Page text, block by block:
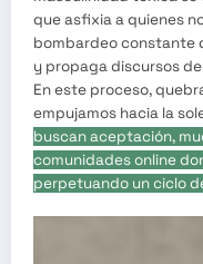
que asfixia a quienes
bombardeo constante
y propaga discursos
En este proceso,
empujamos hacia la
buscan aceptación,
comunidades online
perpetuando un ciclo